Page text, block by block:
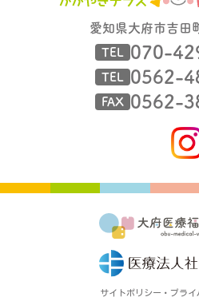
愛知県大府市吉田
TEL 070-
TEL 0562-
FAX 0562-
サイトポリシー・プライ